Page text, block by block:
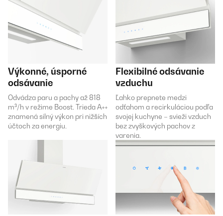
Výkonné, úsporné
odsávanie
Odvádza paru a pachy až 818
m³/h v režime Boost. Trieda A++
znamená silný výkon pri nižších
účtoch za energiu.
Flexibilné odsávanie
vzduchu
Ľahko prepnete medzi
odťahom a recirkuláciou podľa
svojej kuchyne – svieži vzduch
bez zvyškových pachov z
varenia.